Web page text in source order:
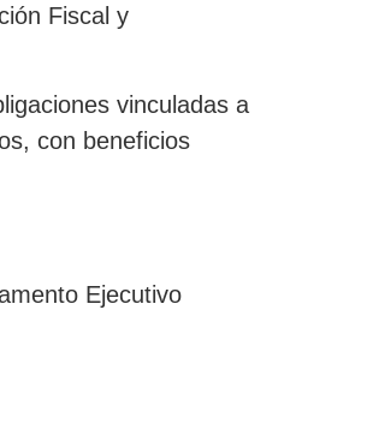
Fiscal y
vinculadas a
con beneficios
Ejecutivo